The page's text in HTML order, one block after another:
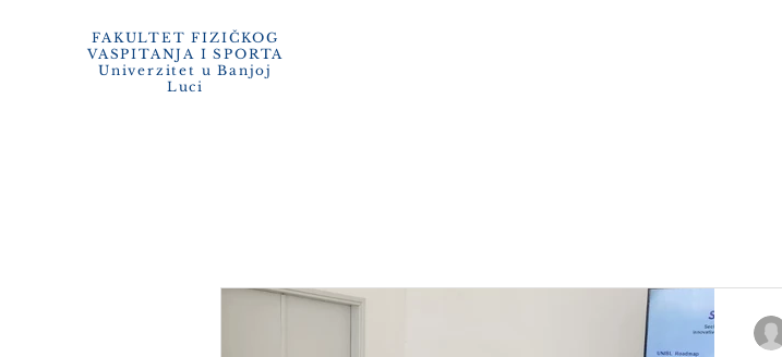
FAKULTET FIZIČKOG
VASPITANJA I SPORTA
Univerzitet u Banjoj
Luci